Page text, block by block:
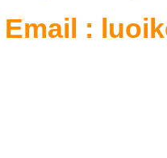
Email :